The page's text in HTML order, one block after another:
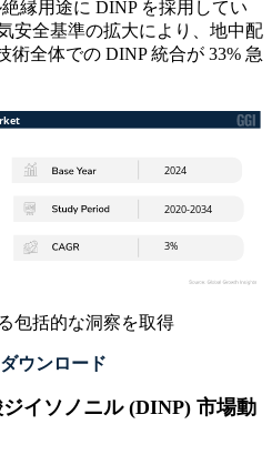
縁用途に DINP を採用してい
安全基準の拡大により、地中配
全体での DINP 統合が 33% 急
包括的な洞察を取得
ウンロード
イソノニル (DINP) 市場動